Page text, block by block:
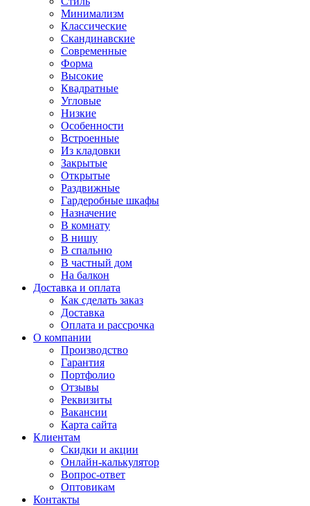
Минимализм
Классические
Скандинавские
Современные
Форма
Высокие
Квадратные
Угловые
Низкие
Особенности
Встроенные
Из кладовки
Закрытые
Открытые
Раздвижные
Гардеробные шкафы
Назначение
В комнату
В нишу
В спальню
В частный дом
На балкон
Доставка и оплата
Как сделать заказ
Доставка
Оплата и рассрочка
О компании
Производство
Гарантия
Портфолио
Отзывы
Реквизиты
Вакансии
Карта сайта
Клиентам
Скидки и акции
Онлайн-калькулятор
Вопрос-ответ
Оптовикам
Контакты